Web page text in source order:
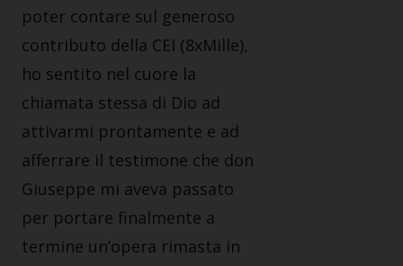
poter contare sul generoso
contributo della CEI (8xMille),
ho sentito nel cuore la
chiamata stessa di Dio ad
attivarmi prontamente e ad
afferrare il testimone che don
Giuseppe mi aveva passato
per portare finalmente a
termine un’opera rimasta in